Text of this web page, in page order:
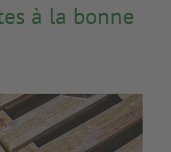
à la bonne